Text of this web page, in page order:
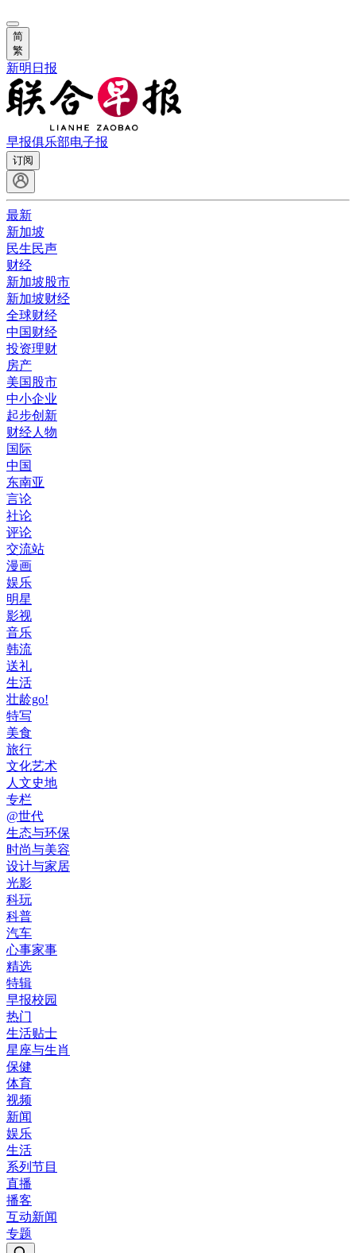
简
繁
新明日报
早报俱乐部电子报
订阅
最新
新加坡
民生民声
财经
新加坡股市
新加坡财经
全球财经
中国财经
投资理财
房产
美国股市
中小企业
起步创新
财经人物
国际
中国
东南亚
言论
社论
评论
交流站
漫画
娱乐
明星
影视
音乐
韩流
送礼
生活
壮龄go!
特写
美食
旅行
文化艺术
人文史地
专栏
@世代
生态与环保
时尚与美容
设计与家居
光影
科玩
科普
汽车
心事家事
精选
特辑
早报校园
热门
生活贴士
星座与生肖
保健
体育
视频
新闻
娱乐
生活
系列节目
直播
播客
互动新闻
专题